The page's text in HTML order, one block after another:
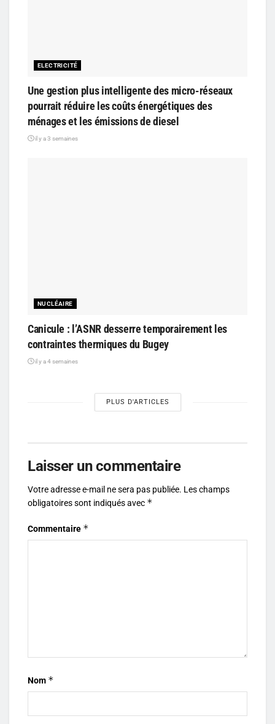
ELECTRICITÉ
Une gestion plus intelligente des micro-réseaux
pourrait réduire les coûts énergétiques des
ménages et les émissions de diesel
il y a 3 semaines
NUCLÉAIRE
Canicule : l’ASNR desserre temporairement les
contraintes thermiques du Bugey
il y a 4 semaines
PLUS D'ARTICLES
Laisser un commentaire
Votre adresse e-mail ne sera pas publiée. Les champs
obligatoires sont indiqués avec *
Commentaire *
Nom *